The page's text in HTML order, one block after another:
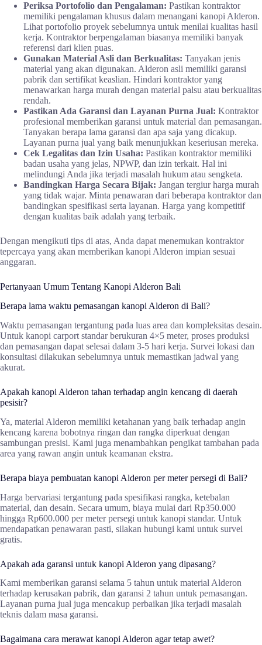
Periksa Portofolio dan Pengalaman: Pastikan kontraktor
memiliki pengalaman khusus dalam menangani kanopi Alderon.
Lihat portofolio proyek sebelumnya untuk menilai kualitas hasil
kerja. Kontraktor berpengalaman biasanya memiliki banyak
referensi dari klien puas.
Gunakan Material Asli dan Berkualitas: Tanyakan jenis
material yang akan digunakan. Alderon asli memiliki garansi
pabrik dan sertifikat keaslian. Hindari kontraktor yang
menawarkan harga murah dengan material palsu atau berkualitas
rendah.
Pastikan Ada Garansi dan Layanan Purna Jual: Kontraktor
profesional memberikan garansi untuk material dan pemasangan.
Tanyakan berapa lama garansi dan apa saja yang dicakup.
Layanan purna jual yang baik menunjukkan keseriusan mereka.
Cek Legalitas dan Izin Usaha: Pastikan kontraktor memiliki
badan usaha yang jelas, NPWP, dan izin terkait. Hal ini
melindungi Anda jika terjadi masalah hukum atau sengketa.
Bandingkan Harga Secara Bijak: Jangan tergiur harga murah
yang tidak wajar. Minta penawaran dari beberapa kontraktor dan
bandingkan spesifikasi serta layanan. Harga yang kompetitif
dengan kualitas baik adalah yang terbaik.
Dengan mengikuti tips di atas, Anda dapat menemukan kontraktor
tepercaya yang akan memberikan kanopi Alderon impian sesuai
anggaran.
Pertanyaan Umum Tentang Kanopi Alderon Bali
Berapa lama waktu pemasangan kanopi Alderon di Bali?
Waktu pemasangan tergantung pada luas area dan kompleksitas desain.
Untuk kanopi carport standar berukuran 4×5 meter, proses produksi
dan pemasangan dapat selesai dalam 3-5 hari kerja. Survei lokasi dan
konsultasi dilakukan sebelumnya untuk memastikan jadwal yang
akurat.
Apakah kanopi Alderon tahan terhadap angin kencang di daerah
pesisir?
Ya, material Alderon memiliki ketahanan yang baik terhadap angin
kencang karena bobotnya ringan dan rangka diperkuat dengan
sambungan presisi. Kami juga menambahkan pengikat tambahan pada
area yang rawan angin untuk keamanan ekstra.
Berapa biaya pembuatan kanopi Alderon per meter persegi di Bali?
Harga bervariasi tergantung pada spesifikasi rangka, ketebalan
material, dan desain. Secara umum, biaya mulai dari Rp350.000
hingga Rp600.000 per meter persegi untuk kanopi standar. Untuk
mendapatkan penawaran pasti, silakan hubungi kami untuk survei
gratis.
Apakah ada garansi untuk kanopi Alderon yang dipasang?
Kami memberikan garansi selama 5 tahun untuk material Alderon
terhadap kerusakan pabrik, dan garansi 2 tahun untuk pemasangan.
Layanan purna jual juga mencakup perbaikan jika terjadi masalah
teknis dalam masa garansi.
Bagaimana cara merawat kanopi Alderon agar tetap awet?